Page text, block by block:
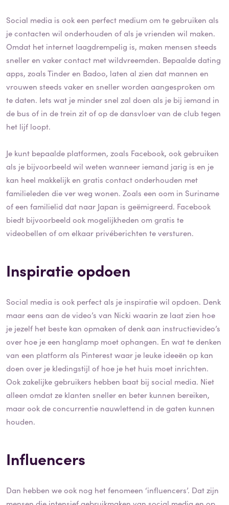
Social media is ook een perfect medium om te gebruiken als
je contacten wil onderhouden of als je vrienden wil maken.
Omdat het internet laagdrempelig is, maken mensen steeds
sneller en vaker contact met wildvreemden. Bepaalde dating
apps, zoals Tinder en Badoo, laten al zien dat mannen en
vrouwen steeds vaker en sneller worden aangesproken om
te daten. Iets wat je minder snel zal doen als je bij iemand in
de bus of in de trein zit of op de dansvloer van de club tegen
het lijf loopt.
Je kunt bepaalde platformen, zoals Facebook, ook gebruiken
als je bijvoorbeeld wil weten wanneer iemand jarig is en je
kan heel makkelijk en gratis contact onderhouden met
familieleden die ver weg wonen. Zoals een oom in Suriname
of een familielid dat naar Japan is geëmigreerd. Facebook
biedt bijvoorbeeld ook mogelijkheden om gratis te
videobellen of om elkaar privéberichten te versturen.
Inspiratie opdoen
Social media is ook perfect als je inspiratie wil opdoen. Denk
maar eens aan de video’s van Nicki waarin ze laat zien hoe
je jezelf het beste kan opmaken of denk aan instructievideo’s
over hoe je een hanglamp moet ophangen. En wat te denken
van een platform als Pinterest waar je leuke ideeën op kan
doen over je kledingstijl of hoe je het huis moet inrichten.
Ook zakelijke gebruikers hebben baat bij social media. Niet
alleen omdat ze klanten sneller en beter kunnen bereiken,
maar ook de concurrentie nauwlettend in de gaten kunnen
houden.
Influencers
Dan hebben we ook nog het fenomeen ‘influencers’. Dat zijn